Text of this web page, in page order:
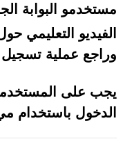
مستخدمو البوابة
وراجع عملية
يجب على
الدخول باستخدام